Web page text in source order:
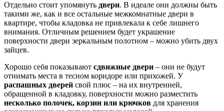
Отдельно стоит упомянуть двери. В идеале они должны быть
такими же, как и все остальные межкомнатные двери в
квартире, чтобы кладовка не привлекала к себе лишнего
внимания. Отличным решением будет украшение
поверхности двери зеркальным полотном – можно убить двух
зайцев.
Хорошо себя показывают сдвижные двери – они не будут
отнимать места в тесном коридоре или прихожей. У
распашных дверей свой плюс – на их внутренней,
обращенной в кладовку, поверхности можно разместить
несколько полочек, корзин или крючков для хранения